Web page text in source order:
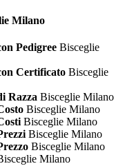
Milano
Pedigree Bisceglie
Certificato Bisceglie
Razza Bisceglie Milano
Bisceglie Milano
Bisceglie Milano
Bisceglie Milano
Bisceglie Milano
Milano